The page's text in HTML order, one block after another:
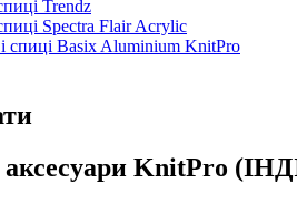
Trendz
Spectra Flair Acrylic
спиці Basix Aluminium KnitPro
KnitPro